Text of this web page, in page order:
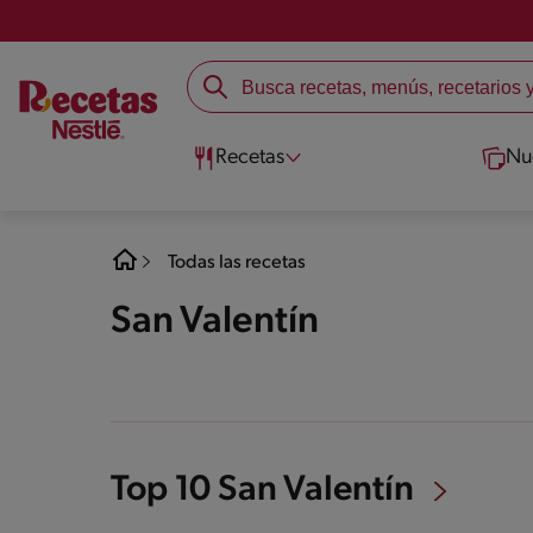
Recetas
Todas las recetas
San Valentín
Top 10 San Valentín